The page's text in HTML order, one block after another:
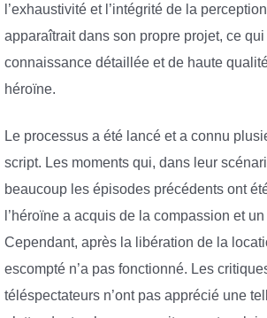
l’exhaustivité et l’intégrité de la
apparaîtrait dans son propre projet, ce
connaissance détaillée et de haute
héroïne.
Le processus a été lancé et a connu
script. Les moments qui, dans leur
beaucoup les épisodes précédents ont
l’héroïne a acquis de la compassion et
Cependant, après la libération de la
escompté n’a pas fonctionné. Les
téléspectateurs n’ont pas apprécié une